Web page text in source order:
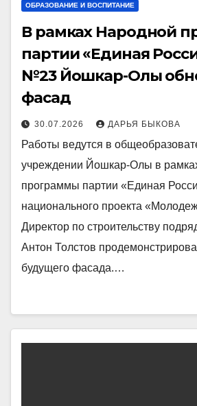
ОБРАЗОВАНИЕ И ВОСПИТАНИЕ
В рамках Народной
партии «Единая
№23 Йошкар-Олы
фасад
30.07.2026 ДАРЬЯ БЫКОВА
Работы ведутся в
учреждении Йошкар-Олы в
программы партии «Единая
национального проекта
Директор по строительству
Антон Толстов
будущего фасада.…